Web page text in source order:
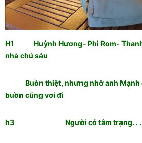
H1 Huỳnh Hương- Phi Rom- Thanh
nhà chú sáu
Buồn thiệt, nhưng nhờ anh Mạnh
buồn cũng vơi đi
h3 Người có tâm trạng. . .